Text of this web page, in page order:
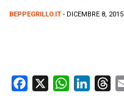
BEPPEGRILLO.IT - DICEMBRE 8, 2015
W